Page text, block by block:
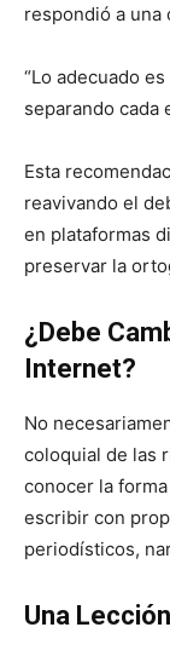
respondió a una
“Lo adecuado
separando cada
Esta
reavivando el
en plataformas
preservar la
¿Debe
Internet?
No
coloquial de las
conocer la
escribir con
periodísticos,
Una